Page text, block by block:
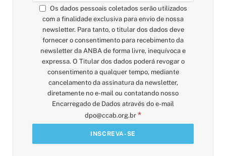
Os dados pessoais coletados serão utilizados
com a finalidade exclusiva para envio de nossa
newsletter. Para tanto, o titular dos dados deve
fornecer o consentimento para recebimento da
newsletter da ANBA de forma livre, inequívoca e
expressa. O Titular dos dados poderá revogar o
consentimento a qualquer tempo, mediante
cancelamento da assinatura da newsletter,
diretamente no e-mail ou contatando nosso
Encarregado de Dados através do e-mail
dpo@ccab.org.br *